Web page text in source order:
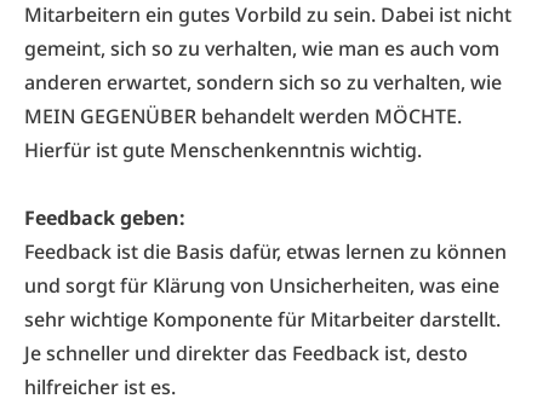
Mitarbeitern ein gutes Vorbild zu sein. Dabei ist nicht
gemeint, sich so zu verhalten, wie man es auch vom
anderen erwartet, sondern sich so zu verhalten, wie
MEIN GEGENÜBER behandelt werden MÖCHTE.
Hierfür ist gute Menschenkenntnis wichtig.
Feedback geben:
Feedback ist die Basis dafür, etwas lernen zu können
und sorgt für Klärung von Unsicherheiten, was eine
sehr wichtige Komponente für Mitarbeiter darstellt.
Je schneller und direkter das Feedback ist, desto
hilfreicher ist es.